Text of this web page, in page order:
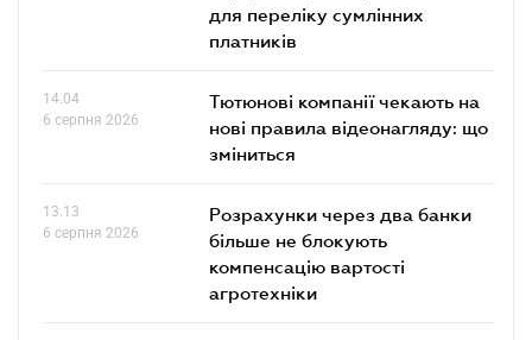
для переліку сумлінних
платників
14.04
6 серпня 2026
Тютюнові компанії чекають на
нові правила відеонагляду: що
зміниться
13.13
6 серпня 2026
Розрахунки через два банки
більше не блокують
компенсацію вартості
агротехніки